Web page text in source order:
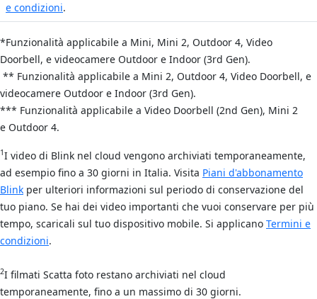
e condizioni.
*Funzionalità applicabile a Mini, Mini 2, Outdoor 4, Video
Doorbell, e videocamere Outdoor e Indoor (3rd Gen).
** Funzionalità applicabile a Mini 2, Outdoor 4, Video Doorbell, e
videocamere Outdoor e Indoor (3rd Gen).
*** Funzionalità applicabile a Video Doorbell (2nd Gen), Mini 2
e Outdoor 4.
1I video di Blink nel cloud vengono archiviati temporaneamente,
ad esempio fino a 30 giorni in Italia. Visita Piani d'abbonamento
Blink per ulteriori informazioni sul periodo di conservazione del
tuo piano. Se hai dei video importanti che vuoi conservare per più
tempo, scaricali sul tuo dispositivo mobile. Si applicano Termini e
condizioni.
2I filmati Scatta foto restano archiviati nel cloud
temporaneamente, fino a un massimo di 30 giorni.